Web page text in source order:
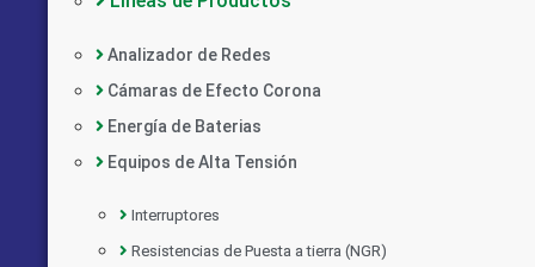
Analizador de Redes
Cámaras de Efecto Corona
Energía de Baterias
Equipos de Alta Tensión
Interruptores
Resistencias de Puesta a tierra (NGR)